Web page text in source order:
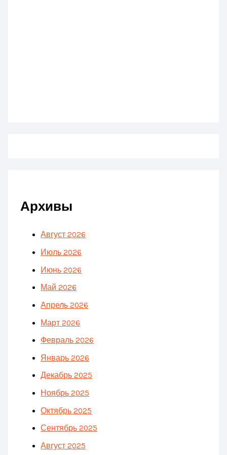
Архивы
Август 2026
Июль 2026
Июнь 2026
Май 2026
Апрель 2026
Март 2026
Февраль 2026
Январь 2026
Декабрь 2025
Ноябрь 2025
Октябрь 2025
Сентябрь 2025
Август 2025